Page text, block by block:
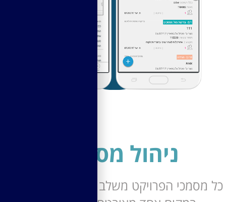
ניהול מסמכים
הפרויקט משלב התכנון ועד הביצוע